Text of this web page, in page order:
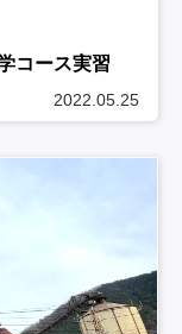
コース実習
2022.05.25